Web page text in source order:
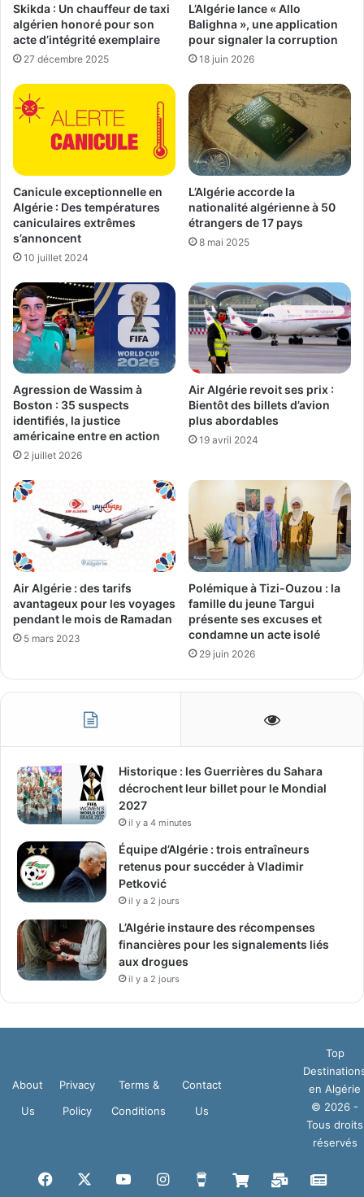
Skikda : Un chauffeur de taxi
algérien honoré pour son
acte d’intégrité exemplaire
27 décembre 2025
L’Algérie lance « Allo
Balighna », une application
pour signaler la corruption
18 juin 2026
Canicule exceptionnelle en
Algérie : Des températures
caniculaires extrêmes
s’annoncent
10 juillet 2024
L’Algérie accorde la
nationalité algérienne à 50
étrangers de 17 pays
8 mai 2025
Agression de Wassim à
Boston : 35 suspects
identifiés, la justice
américaine entre en action
2 juillet 2026
Air Algérie revoit ses prix :
Bientôt des billets d’avion
plus abordables
19 avril 2024
Air Algérie : des tarifs
avantageux pour les voyages
pendant le mois de Ramadan
5 mars 2023
Polémique à Tizi-Ouzou : la
famille du jeune Targui
présente ses excuses et
condamne un acte isolé
29 juin 2026
Historique : les Guerrières du Sahara
décrochent leur billet pour le Mondial
2027
il y a 4 minutes
Équipe d’Algérie : trois entraîneurs
retenus pour succéder à Vladimir
Petković
il y a 2 jours
L’Algérie instaure des récompenses
financières pour les signalements liés
aux drogues
il y a 2 jours
About
Us
Privacy
Policy
Terms &
Conditions
Contact
Us
Top
en Algérie
© 2026 -
Tous droits
réservés
Facebook YouTubeInstagram
Buy BoutiqueMail